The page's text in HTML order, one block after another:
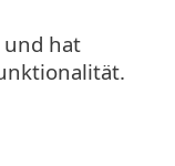
und hat